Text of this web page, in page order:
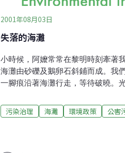
2001年08月03日
失落的海灘
小時候，阿嬤常常在黎明時刻牽著
海灘由砂礫及鵝卵石斜鋪而成。我
一腳痕沿著海灘行走，等待破曉。
從海面冉冉升起。 我始終記得小時
如旗幟紛飛，那拍岸捲浪滾動砂礫
污染治理 海灘 環境政策 公害